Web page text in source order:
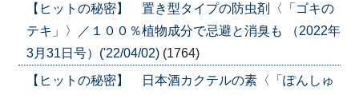
【ヒットの秘密】 置き型タイプの防虫剤〈「ゴキの
テキ」〉／１００％植物成分で忌避と消臭も （2022年
3月31日号）('22/04/02) (1764)
【ヒットの秘密】 日本酒カクテルの素〈「ぽんしゅ